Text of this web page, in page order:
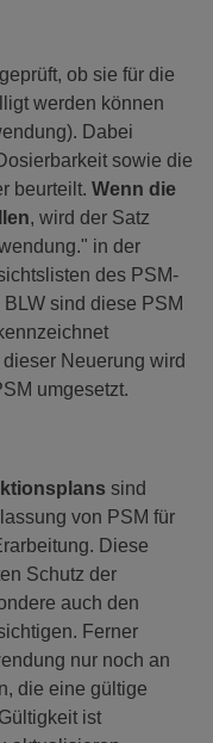
ob sie für die
werden können
Dabei
sowie die
beurteilt. Wenn die
, wird der Satz
in der
des PSM-
sind diese PSM
Neuerung wird
umgesetzt.
sind
von PSM für
Diese
Schutz der
auch den
Ferner
nur noch an
die eine gültige
ist